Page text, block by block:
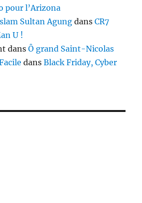
pour l’Arizona
Sultan Agung dansCR7
U !
dansÔ grand Saint-Nicolas
dansBlack Friday, Cyber